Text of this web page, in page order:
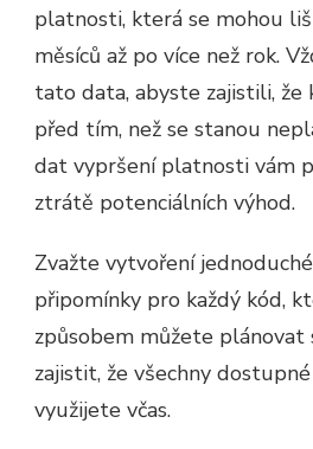
platnosti, která se mohou
měsíců až po více než rok.
tato data, abyste zajistili, že
před tím, než se stanou
dat vypršení platnosti vám
ztrátě potenciálních výhod.
Zvažte vytvoření
připomínky pro každý kód,
způsobem můžete plánovat
zajistit, že všechny
využijete včas.